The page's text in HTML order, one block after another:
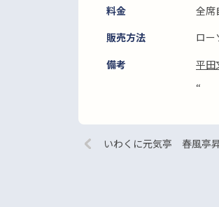
料金
全
販売方法
ロ
備考
平田
“
いわくに元気亭 春風亭